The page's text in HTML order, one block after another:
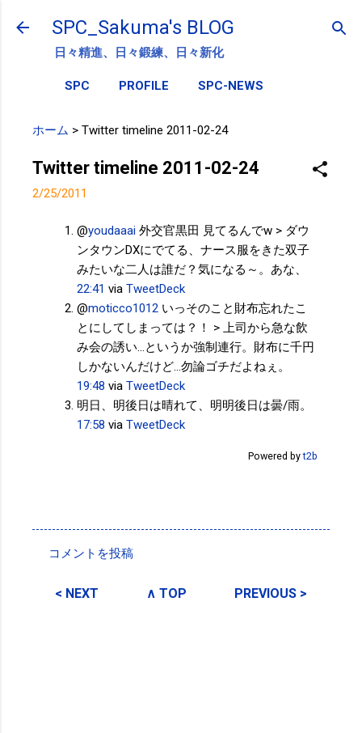
スキップしてメイン コンテンツに移動
SPC_Sakuma's BLOG
日々精進、日々鍛練、日々新化
SPC PROFILE SPC-NEWS
ホーム > Twitter timeline 2011-02-24
Twitter timeline 2011-02-24
2/25/2011
@youdaaai 外交官黒田 見てるんでw > ダウ
ンタウンDXにでてる、ナース服をきた双子
みたいな二人は誰だ？気になる～。あな、
22:41 via TweetDeck
@moticco1012 いっそのこと財布忘れたこ
とにしてしまっては？！ > 上司から急な飲
み会の誘い…というか強制連行。財布に千円
しかないんだけど…勿論ゴチだよねぇ。
19:48 via TweetDeck
明日、明後日は晴れて、明明後日は曇/雨。
17:58 via TweetDeck
Powered byt2b
メ
コメントを投稿
< NEXT ∧ TOP PREVIOUS >